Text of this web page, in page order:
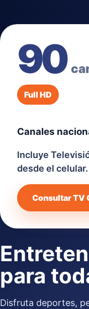
90
Full HD
Canales
Incluye
desde el
Consultar TV
para
Disfruta deportes,